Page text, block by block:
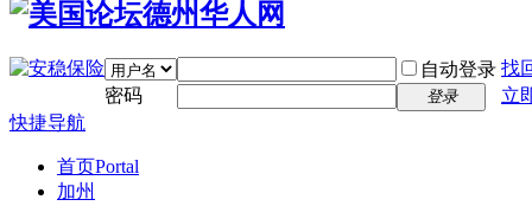
自动登录 找
密码
登录
立
快捷导航
首页Portal
加州